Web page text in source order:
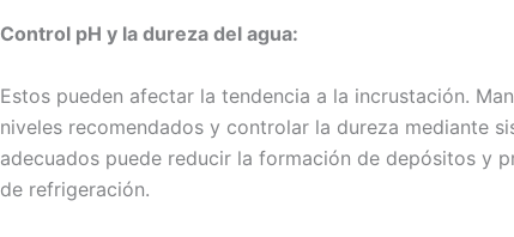
Control pH y la dureza del agua:
Estos pueden afectar la tendencia a la incrustación.
niveles recomendados y controlar la dureza mediante
adecuados puede reducir la formación de depósitos y
de refrigeración.